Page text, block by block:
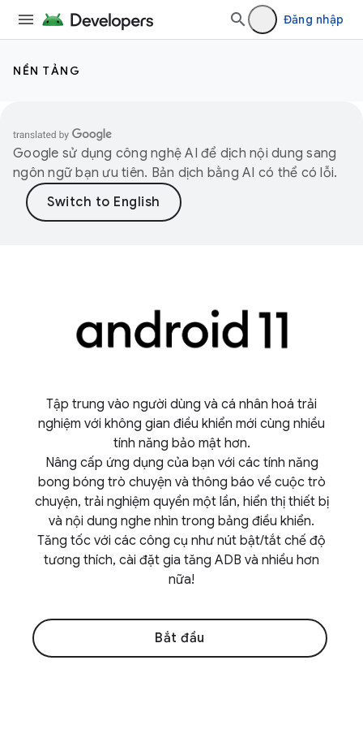
Đăng nhập
NỀN TẢNG
Google sử dụng công nghệ AI để dịch nội dung sang
ngôn ngữ bạn ưu tiên. Bản dịch bằng AI có thể có lỗi.
Tập trung vào người dùng và cá nhân hoá trải
nghiệm với không gian điều khiển mới cùng nhiều
tính năng bảo mật hơn.
Nâng cấp ứng dụng của bạn với các tính năng
bong bóng trò chuyện và thông báo về cuộc trò
chuyện, trải nghiệm quyền một lần, hiển thị thiết bị
và nội dung nghe nhìn trong bảng điều khiển.
Tăng tốc với các công cụ như nút bật/tắt chế độ
tương thích, cài đặt gia tăng ADB và nhiều hơn
nữa!
Bắt đầu